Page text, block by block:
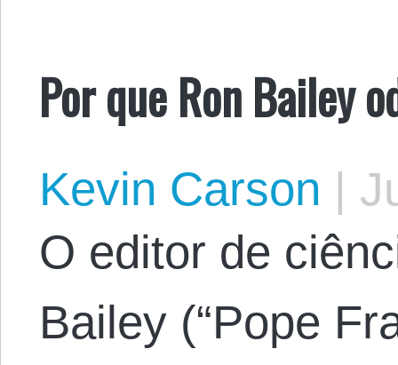
Por que Ron Bailey
Kevin Carson |
O editor de
Bailey (“Pope